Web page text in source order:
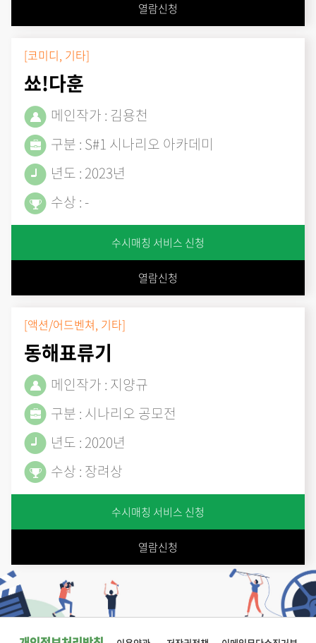
열람신청
[코미디, 기타]
쑈!다훈
메인작가 : 김용천
구분 : S#1 시나리오 아카데미
년도 : 2023년
수상 : -
수시매칭 서비스 신청
열람신청
[액션/어드벤쳐, 기타]
동해표류기
메인작가 : 지양규
구분 : 시나리오 공모전
년도 : 2020년
수상 : 장려상
수시매칭 서비스 신청
열람신청